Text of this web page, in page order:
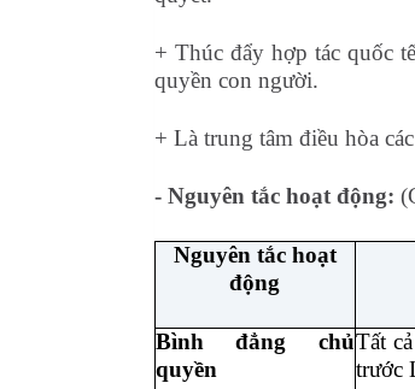
+ Thúc đẩy hợp tác quốc
quyền con người.
+ Là trung tâm điều hòa
- Nguyên tắc hoạt động:
Nguyên tắc hoạt
động
Bình đẳng chủ
quyền
Tất
trước